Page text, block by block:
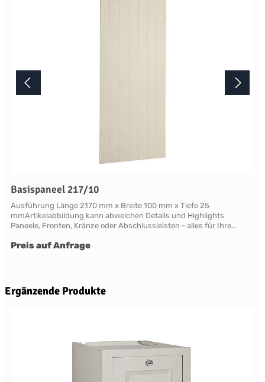
Basispaneel 217/10
Ausführung Länge 2170 mm x Breite 100 mm x Tiefe 25
mmArtikelabbildung kann abweichen Details und Highlights
Paneele, Fronten, Kränze oder Abschlussleisten - alles für Ihre
variablen Ausstattungen und DimensionenNahezu grenzenlose
dieser "handpainted" Oberflächen sind der matte Glanz und der
sichtbare feine Pinseleffekt. Die visuelle und haptische Wirkung einer
englischen Manufaktur gefertigt.Die Lieferzeit beträgt daher
mindestens acht Wochen. Mehr Informationen Bitte beachten Sie,
aufgrund der Lichtverhältnisse bei der Produktfotografie und
unterschiedlichenBildschirmeinstellungen kann es dazu kommen,
Preis auf Anfrage
Produktgalerie überspringen
Ergänzende Produkte